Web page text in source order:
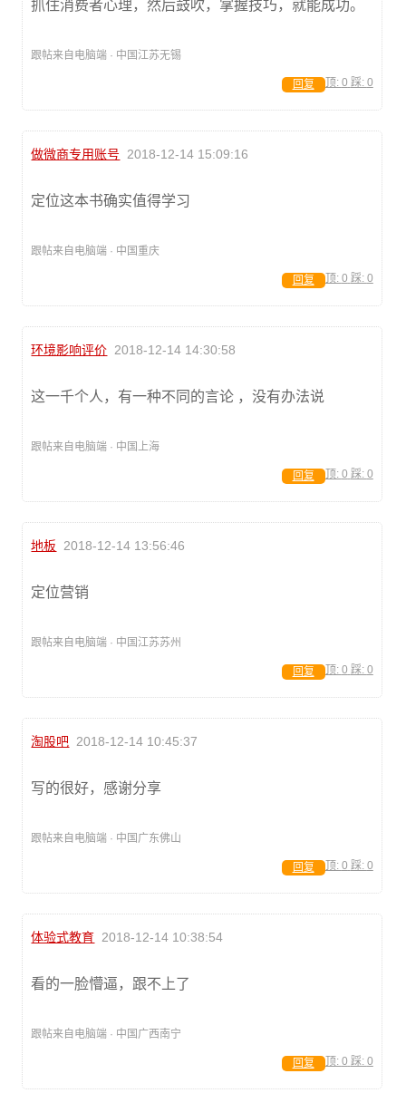
抓住消费者心理，然后鼓吹，掌握技巧，就能成功。
跟帖来自电脑端 · 中国江苏无锡
顶: 0 踩: 0
回复
做微商专用账号 2018-12-14 15:09:16
定位这本书确实值得学习
跟帖来自电脑端 · 中国重庆
顶: 0 踩: 0
回复
环境影响评价 2018-12-14 14:30:58
这一千个人，有一种不同的言论 ，没有办法说
跟帖来自电脑端 · 中国上海
顶: 0 踩: 0
回复
地板 2018-12-14 13:56:46
定位营销
跟帖来自电脑端 · 中国江苏苏州
顶: 0 踩: 0
回复
淘股吧 2018-12-14 10:45:37
写的很好，感谢分享
跟帖来自电脑端 · 中国广东佛山
顶: 0 踩: 0
回复
体验式教育 2018-12-14 10:38:54
看的一脸懵逼，跟不上了
跟帖来自电脑端 · 中国广西南宁
顶: 0 踩: 0
回复